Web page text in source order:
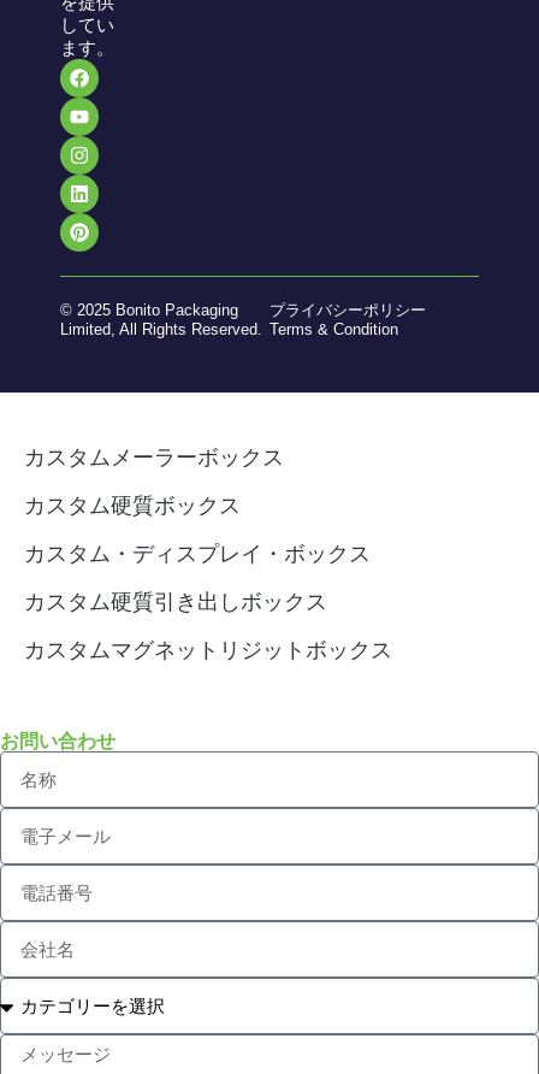
してい
ます。
© 2025 Bonito Packaging
Limited, All Rights Reserved.
プライバシーポリシー
Terms & Condition
カスタムメーラーボックス
カスタム硬質ボックス
カスタム・ディスプレイ・ボックス
カスタム硬質引き出しボックス
カスタムマグネットリジットボックス
お問い合わせ